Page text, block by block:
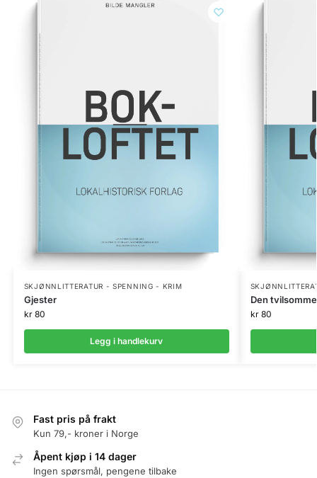
SKJØNNLITTERATUR - SPENNING - KRIM
Gjester
kr80
Legg i handlekurv
Den
kr80
Fast pris på frakt
Kun 79,- kroner i Norge
Åpent kjøp i 14 dager
Ingen spørsmål, pengene tilbake